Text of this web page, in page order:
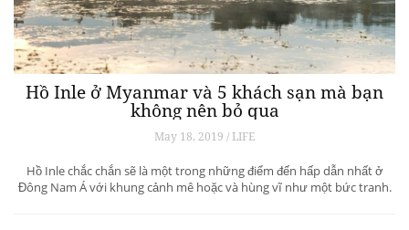
Hồ Inle ở Myanmar và 5 khách sạn mà bạn
không nên bỏ qua
May 18, 2019 / LIFE
Hồ Inle chắc chắn sẽ là một trong những điểm đến hấp dẫn nhất ở
Đông Nam Á với khung cảnh mê hoặc và hùng vĩ như một bức tranh.